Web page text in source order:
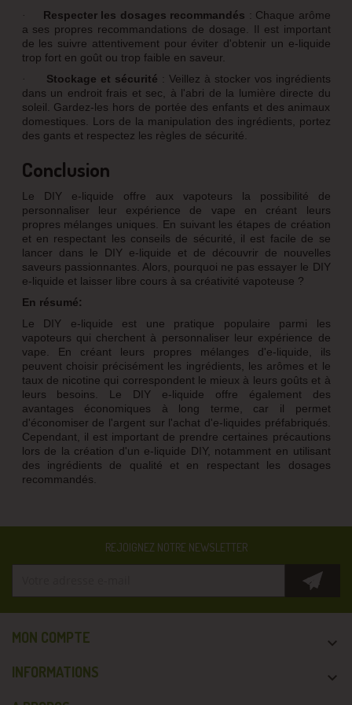
· Respecter les dosages recommandés : Chaque arôme
a ses propres recommandations de dosage. Il est important
de les suivre attentivement pour éviter d'obtenir un e-liquide
trop fort en goût ou trop faible en saveur.
· Stockage et sécurité : Veillez à stocker vos ingrédients
dans un endroit frais et sec, à l'abri de la lumière directe du
soleil. Gardez-les hors de portée des enfants et des animaux
domestiques. Lors de la manipulation des ingrédients, portez
des gants et respectez les règles de sécurité.
Conclusion
Le DIY e-liquide offre aux vapoteurs la possibilité de
personnaliser leur expérience de vape en créant leurs
propres mélanges uniques. En suivant les étapes de création
et en respectant les conseils de sécurité, il est facile de se
lancer dans le DIY e-liquide et de découvrir de nouvelles
saveurs passionnantes. Alors, pourquoi ne pas essayer le DIY
e-liquide et laisser libre cours à sa créativité vapoteuse ?
En résumé:
Le DIY e-liquide est une pratique populaire parmi les
vapoteurs qui cherchent à personnaliser leur expérience de
vape. En créant leurs propres mélanges d'e-liquide, ils
peuvent choisir précisément les ingrédients, les arômes et le
taux de nicotine qui correspondent le mieux à leurs goûts et à
leurs besoins. Le DIY e-liquide offre également des
avantages économiques à long terme, car il permet
d'économiser de l'argent sur l'achat d'e-liquides préfabriqués.
Cependant, il est important de prendre certaines précautions
lors de la création d'un e-liquide DIY, notamment en utilisant
des ingrédients de qualité et en respectant les dosages
recommandés.
REJOIGNEZ NOTRE NEWSLETTER
MON COMPTE 
INFORMATIONS 